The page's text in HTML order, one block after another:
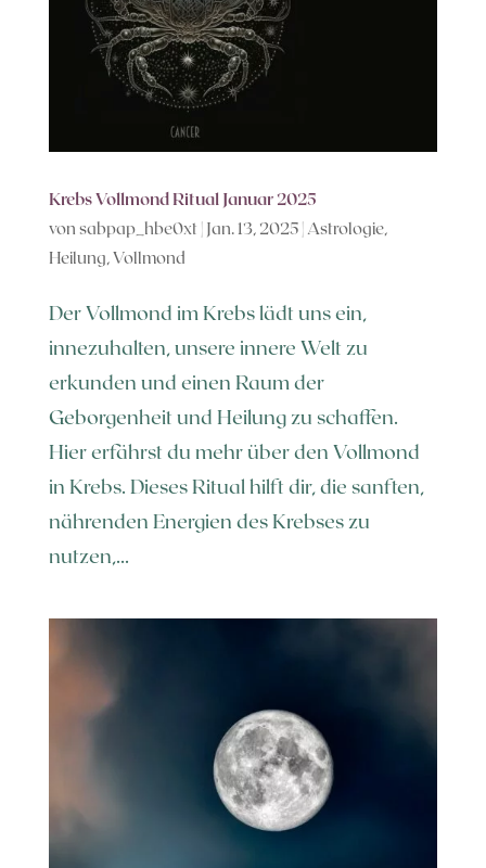
Krebs Vollmond Ritual Januar 2025
von sabpap_hbe0xt | Jan. 13, 2025| Astrologie,
Heilung,Vollmond
Der Vollmond im Krebs lädt uns ein,
innezuhalten, unsere innere Welt zu
erkunden und einen Raum der
Geborgenheit und Heilung zu schaffen.
Hier erfährst du mehr über den Vollmond
in Krebs. Dieses Ritual hilft dir, die sanften,
nährenden Energien des Krebses zu
nutzen,...